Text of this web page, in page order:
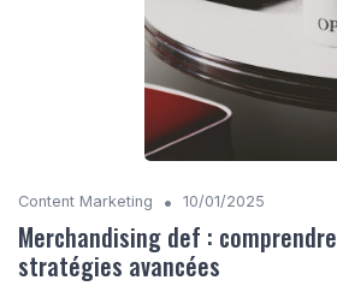
Content Marketing • 10/01/2025
Merchandising def :
stratégies avancées